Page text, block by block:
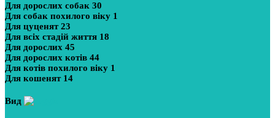
Для дорослих собак 30
Для собак похилого віку 1
Для цуценят23
Для всіх стадій життя 18
Для дорослих 45
Для дорослих котів 44
Для котів похилого віку 1
Для кошенят 14
Вид